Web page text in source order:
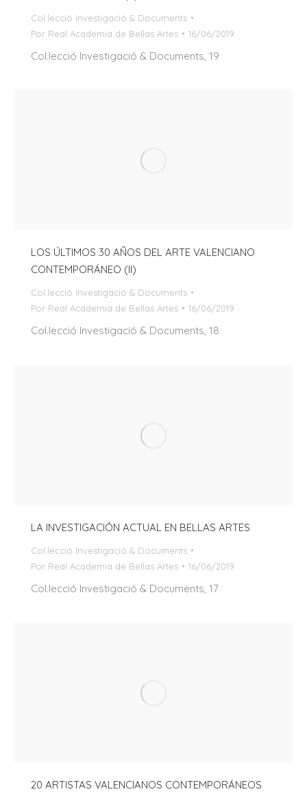
Col.lecció Investigació & Documents
Por Real Academia de Bellas Artes 16/06/2019
Col.lecció Investigació & Documents, 19
LOS ÚLTIMOS 30 AÑOS DEL ARTE VALENCIANO
CONTEMPORÁNEO (II)
Col.lecció Investigació & Documents
Por Real Academia de Bellas Artes 16/06/2019
Col.lecció Investigació & Documents, 18
LA INVESTIGACIÓN ACTUAL EN BELLAS ARTES
Col.lecció Investigació & Documents
Por Real Academia de Bellas Artes 16/06/2019
Col.lecció Investigació & Documents, 17
20 ARTISTAS VALENCIANOS CONTEMPORÁNEOS